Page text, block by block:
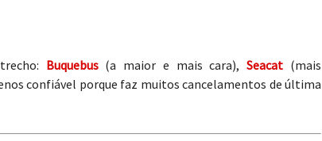
Buquebus (a maior e mais cara),Seacat (mais
confiável porque faz muitos cancelamentos de última